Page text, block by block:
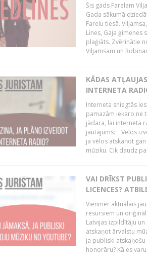
Šis gads Farelam
Gada sākumā
Farelu tiesā.
Lines, Gaja ģimenes
plaģiāts. Zvērinātie
Viljamsam un
KĀDAS
INTERNETA
Interneta sniegtās
pamazām iekaro ne
jādara, lai interneta
jautājums: Vēlos
ja vēlos atskaņot
mūziku. Cik daudz
VAI DRĪKST
LICENCES?
Vienmēr aktuālais
resursiem un
Latvijas izpildītāju
atskaņot ārvalstu
ja publiski
honorāru? Kā es